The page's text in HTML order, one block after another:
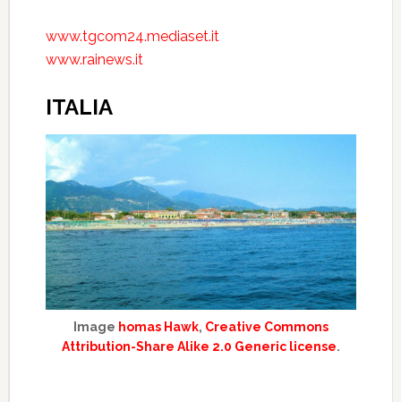
www.tgcom24.mediaset.it
www.rainews.it
ITALIA
Image homas Hawk, Creative Commons
Attribution-Share Alike 2.0 Generic license.